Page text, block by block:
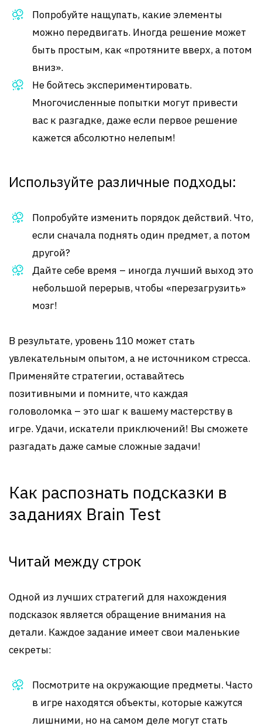
Попробуйте нащупать, какие элементы
можно передвигать. Иногда решение может
быть простым, как «протяните вверх, а потом
вниз».
Не бойтесь экспериментировать.
Многочисленные попытки могут привести
вас к разгадке, даже если первое решение
кажется абсолютно нелепым!
Используйте различные подходы:
Попробуйте изменить порядок действий. Что,
если сначала поднять один предмет, а потом
другой?
Дайте себе время – иногда лучший выход это
небольшой перерыв, чтобы «перезагрузить»
мозг!
В результате, уровень 110 может стать
увлекательным опытом, а не источником стресса.
Применяйте стратегии, оставайтесь
позитивными и помните, что каждая
головоломка – это шаг к вашему мастерству в
игре. Удачи, искатели приключений! Вы сможете
разгадать даже самые сложные задачи!
Как распознать подсказки в
заданиях Brain Test
Читай между строк
Одной из лучших стратегий для нахождения
подсказок является обращение внимания на
детали. Каждое задание имеет свои маленькие
секреты:
Посмотрите на окружающие предметы. Часто
в игре находятся объекты, которые кажутся
лишними, но на самом деле могут стать